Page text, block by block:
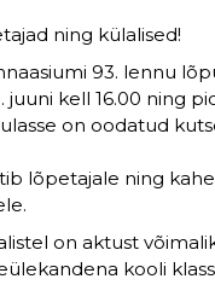
ning külalised!
93. lennu
juuni kell 16.00 ning
on oodatud
lõpetajale ning
on aktust
kooli